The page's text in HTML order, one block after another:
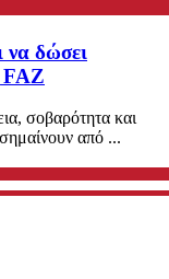
δώσει
FAZ
σοβαρότητα και
από ...